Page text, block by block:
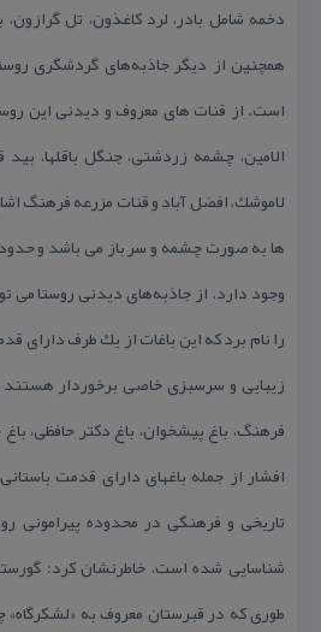
دخمه شامل بادر، لرد كاغذون، تل
همچنین از دیگر جاذبه‌های گردشگری
است. از قنات های معروف و دیدنی این
الامین، چشمه زردشتی، جنگل باقلها، بید
لاموشك، افضل آباد و قنات مزرعه فرهنگ
وجود دارد. از جاذبه‌های دیدنی روستا می
را نام برد كه این باغات از یك طرف دارای
زیبایی و سرسبزی خاصی برخوردار هستند
فرهنگ، باغ پیشخوان، باغ دكتر حافظی،
افشار از جمله باغهای دارای قدمت
شناسایی شده است، خاطرنشان كرد:
طوری كه در قبرستان معروف به